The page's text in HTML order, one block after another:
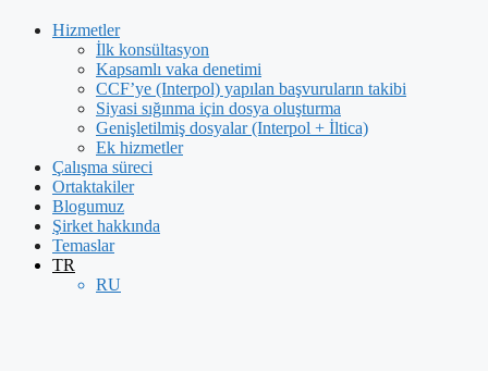
Hizmetler
İlk konsültasyon
Kapsamlı vaka denetimi
CCF’ye (Interpol) yapılan başvuruların takibi
Siyasi sığınma için dosya oluşturma
Genişletilmiş dosyalar (Interpol + İltica)
Ek hizmetler
Çalışma süreci
Ortaktakiler
Blogumuz
Şirket hakkında
Temaslar
TR
RU